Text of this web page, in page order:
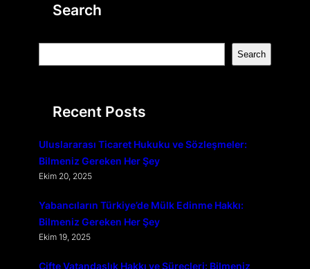
Search
e
Search
Recent Posts
Uluslararası Ticaret Hukuku ve Sözleşmeler:
Bilmeniz Gereken Her Şey
Ekim 20, 2025
Yabancıların Türkiye’de Mülk Edinme Hakkı:
Bilmeniz Gereken Her Şey
Ekim 19, 2025
Çifte Vatandaşlık Hakkı ve Süreçleri: Bilmeniz